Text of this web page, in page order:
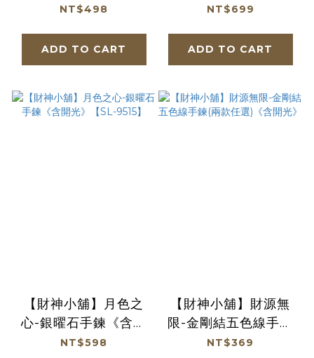
光》【SL-9517】
NT$498
ADD TO CART
手鍊《含開光》【SL-
NT$699
ADD TO CART
【財神小舖】月色之
心-銀曜石手鍊《含開
光》【SL-9515】
NT$598
【財神小舖】財源無
限-金剛結五色線手鍊
(兩款任選)《含開光》
NT$369